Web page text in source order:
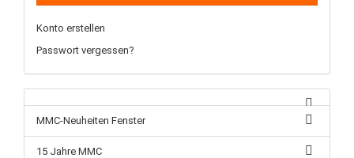
Konto erstellen
Passwort vergessen?
MMC-Neuheiten Fenster
15 Jahre MMC